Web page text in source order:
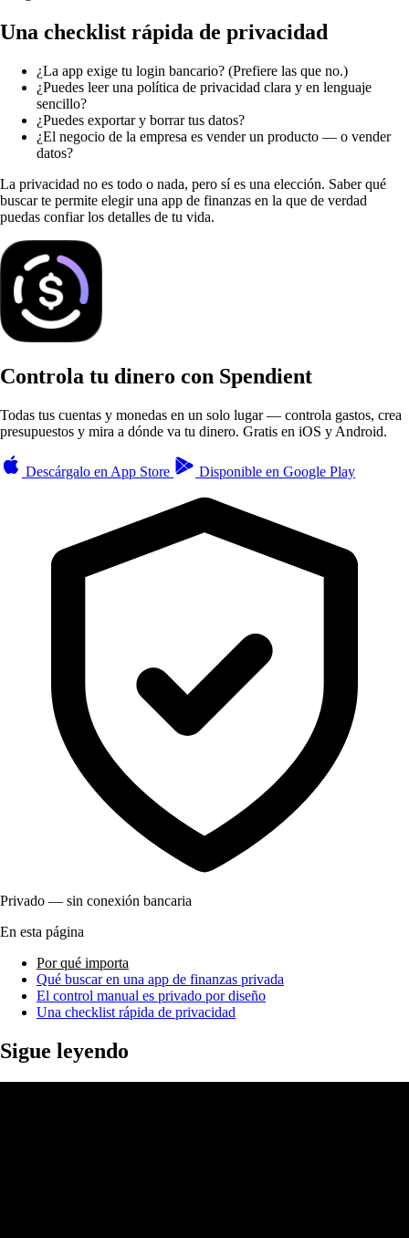
Una checklist rápida de privacidad
¿La app exige tu login bancario? (Prefiere las que no.)
¿Puedes leer una política de privacidad clara y en lenguaje
sencillo?
¿Puedes exportar y borrar tus datos?
¿El negocio de la empresa es vender un producto — o vender
datos?
La privacidad no es todo o nada, pero sí es una elección. Saber qué
buscar te permite elegir una app de finanzas en la que de verdad
puedas confiar los detalles de tu vida.
Controla tu dinero con Spendient
Todas tus cuentas y monedas en un solo lugar — controla gastos, crea
presupuestos y mira a dónde va tu dinero. Gratis en iOS y Android.
Descárgalo en App Store Disponible en Google Play
Privado — sin conexión bancaria
En esta página
Por qué importa
Qué buscar en una app de finanzas privada
El control manual es privado por diseño
Una checklist rápida de privacidad
Sigue leyendo